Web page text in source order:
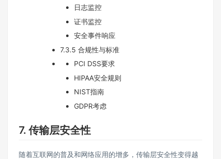
日志监控
证书监控
安全事件响应
7.3.5 合规性与标准
PCI DSS要求
HIPAA安全规则
NIST指南
GDPR考虑
7. 传输层安全性
随着互联网的普及和网络应用的增多，传输层安全性变得越